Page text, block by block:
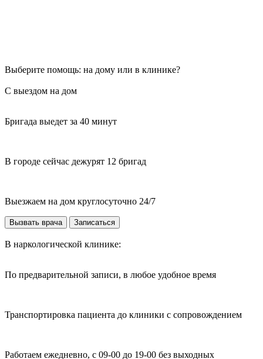
Выберите помощь: на дому или в клинике?
С выездом на дом
Бригада выедет за 40 минут
В городе сейчас дежурят 12 бригад
Выезжаем на дом круглосуточно 24/7
Вызвать врача Записаться
В наркологической клинике:
По предварительной записи, в любое удобное время
Транспортировка пациента до клиники с сопровождением
Работаем ежедневно, с 09-00 до 19-00 без выходных